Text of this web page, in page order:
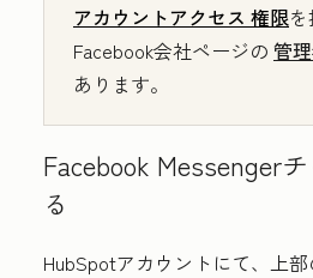
アカウントアクセス 権限
Facebook会社ページの 管
あります。
Facebook Messenger
る
HubSpotアカウントにて、上